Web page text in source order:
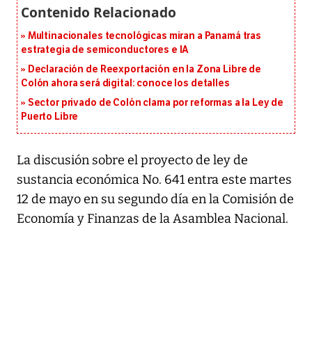
Multinacionales tecnológicas miran a Panamá tras
estrategia de semiconductores e IA
Declaración de Reexportación en la Zona Libre de
Colón ahora será digital: conoce los detalles
Sector privado de Colón clama por reformas a la Ley de
Puerto Libre
La discusión sobre el proyecto de ley de
sustancia económica No. 641 entra este martes
12 de mayo en su segundo día en la Comisión de
Economía y Finanzas de la Asamblea Nacional.